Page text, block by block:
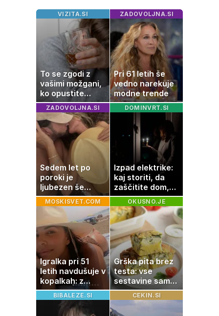
VIZITA.SI
To se zgodi z
vašimi možgani,
ko opustite
alkohol
ZADOVOLJNA.SI
Pri 61 letih še
vedno narekuje
modne trende
ZADOVOLJNA.SI
Sedem let po
poroki je
ljubezen še
vedno enako
močna
DOMINVRT.SI
Izpad elektrike:
kaj storiti, da
zaščitite dom,
hrano in
elektronske
naprave
MOSKISVET.COM
Igralka pri 51
letih navdušuje v
kopalkah: z
možem uživa v
romantičnem
poletju
OKUSNO.JE
Grška pita brez
testa: vse
sestavine samo
zmešate in
pečica opravi
ostalo
BIBALEZE.SI CEKIN.SI